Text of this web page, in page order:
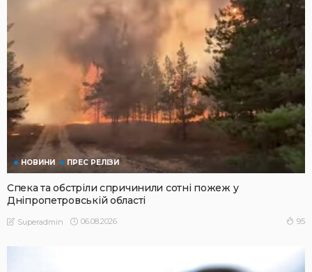
НОВИНИ ПРЕС РЕЛІЗИ
Спека та обстріли спричинили сотні пожеж у
Дніпропетровській області
Superadmin 06.08.2026 95